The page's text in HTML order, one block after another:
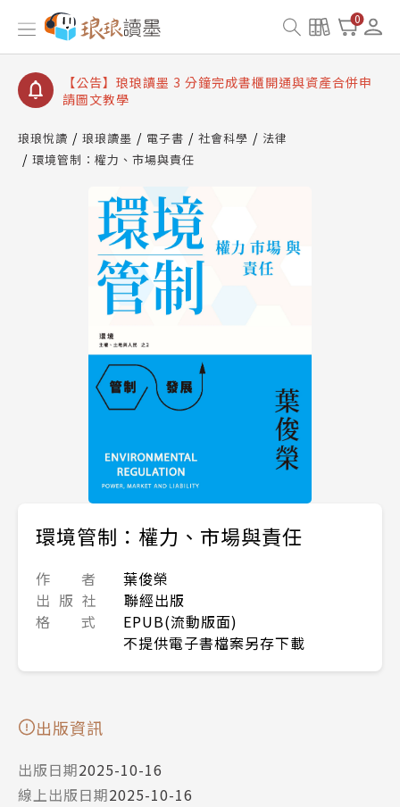
0
【公告】琅琅讀墨數位閱讀資產合併與書櫃開通申請
【公告】琅琅讀墨書櫃開通常見問題
【公告】琅琅讀墨 3 分鐘完成書櫃開通與資產合併申
請圖文教學
查詢
【公告】琅琅讀墨數位閱讀資產合併與書櫃開通申請
琅琅悅讀 琅琅讀墨 電子書 社會科學
法律
環境管制：權力、市場與責任
環境管制：權力、市場與責任
作 者
葉俊榮
出 版 社
聯經出版
格 式
EPUB(流動版面)
不提供電子書檔案另存下載
出版資訊
出版日期2025-10-16
線上出版日期2025-10-16